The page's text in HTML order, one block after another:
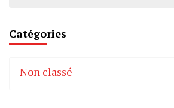
Catégories
Non classé